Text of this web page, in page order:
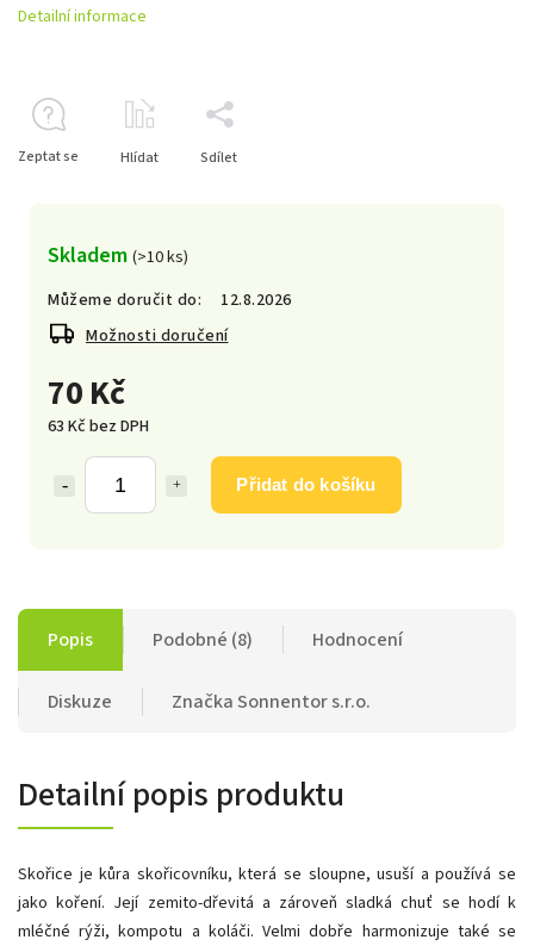
70 Kč
63 Kč bez DPH
Přidat do košíku
Skladem (>10 ks)
Můžeme doručit do:
12.8.2026
Možnosti doručení
Detailní informace
Zeptat se Hlídat Sdílet
Popis Podobné (8) Hodnocení
Diskuze ZnačkaSonnentor s.r.o.
Detailní popis produktu
Skořice je kůra skořicovníku, která se sloupne, usuší a používá se
jako koření. Její zemito-dřevitá a zároveň sladká chuť se hodí k
mléčné rýži, kompotu a koláči. Velmi dobře harmonizuje také se